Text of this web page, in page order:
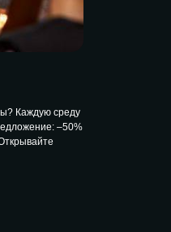
Каждую среду
–50%